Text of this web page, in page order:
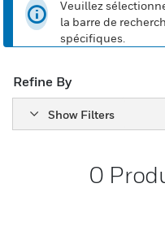
Veuillez
la barre de
spécifiques.
Refine By
Show Filters
0